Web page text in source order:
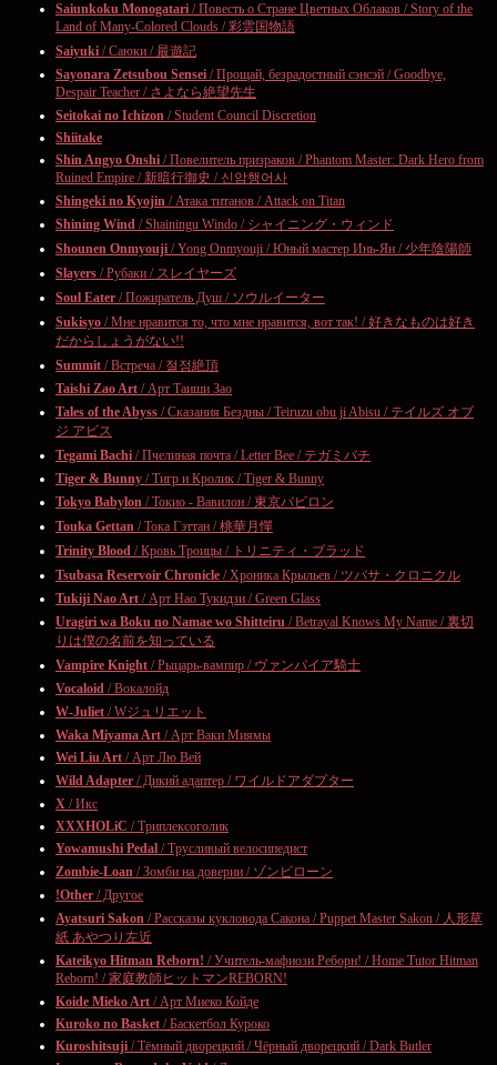
Saiunkoku Monogatari / Повесть о Стране Цветных Облаков / Story of the
Land of Many-Colored Clouds / 彩雲国物語
Saiyuki / Саюки / 最遊記
Sayonara Zetsubou Sensei / Прощай, безрадостный сэнсэй / Goodbye,
Despair Teacher / さよなら絶望先生
Seitokai no Ichizon / Student Council Discretion
Shiitake
Shin Angyo Onshi / Повелитель призраков / Phantom Master: Dark Hero from
Ruined Empire / 新暗行御史 / 신암행어사
Shingeki no Kyojin / Атака титанов / Attack on Titan
Shining Wind / Shainingu Windo / シャイニング・ウィンド
Shounen Onmyouji / Yong Onmyouji / Юный мастер Инь-Ян / 少年陰陽師
Slayers / Рубаки / スレイヤーズ
Soul Eater / Пожиратель Душ / ソウルイーター
Sukisyo / Мне нравится то, что мне нравится, вот так! / 好きなものは好き
だからしょうがない!!
Summit / Встреча / 절정絶頂
Taishi Zao Art / Арт Таиши Зао
Tales of the Abyss / Сказания Бездны / Teiruzu obu ji Abisu / テイルズ オブ
ジ アビス
Tegami Bachi / Пчелиная почта / Letter Bee / テガミバチ
Tiger & Bunny / Тигр и Кролик / Tiger & Bunny
Tokyo Babylon / Токио - Вавилон / 東京バビロン
Touka Gettan / Тока Гэттан / 桃華月憚
Trinity Blood / Кровь Троицы / トリニティ・ブラッド
Tsubasa Reservoir Chronicle / Хроника Крыльев / ツバサ・クロニクル
Tukiji Nao Art / Арт Нао Тукидзи / Green Glass
Uragiri wa Boku no Namae wo Shitteiru / Betrayal Knows My Name / 裏切
りは僕の名前を知っている
Vampire Knight / Рыцарь-вампир / ヴァンパイア騎士
Vocaloid / Вокалойд
W-Juliet / Wジュリエット
Waka Miyama Art / Арт Ваки Миямы
Wei Liu Art / Арт Лю Вей
Wild Adapter / Дикий адаптер / ワイルドアダプター
X / Икс
XXXHOLiC / Триплексоголик
Yowamushi Pedal / Трусливый велосипедист
Zombie-Loan / Зомби на доверии / ゾンビローン
!Other / Другое
Ayatsuri Sakon / Рассказы кукловода Сакона / Puppet Master Sakon / 人形草
紙 あやつり左近
Kateikyo Hitman Reborn! / Учитель-мафиози Реборн! / Home Tutor Hitman
Reborn! / 家庭教師ヒットマンREBORN!
Koide Mieko Art / Арт Миеко Койде
Kuroko no Basket / Баскетбол Куроко
Kuroshitsuji / Тёмный дворецкий / Чёрный дворецкий / Dark Butler